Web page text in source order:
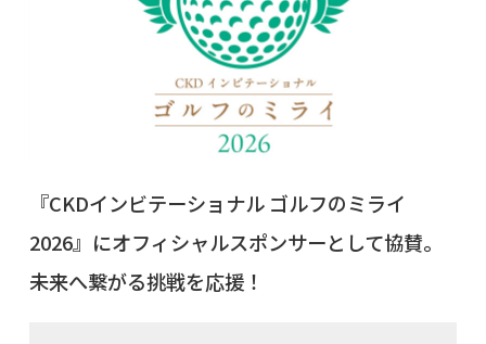
『CKDインビテーショナル ゴルフのミライ
2026』にオフィシャルスポンサーとして協賛。
未来へ繋がる挑戦を応援！